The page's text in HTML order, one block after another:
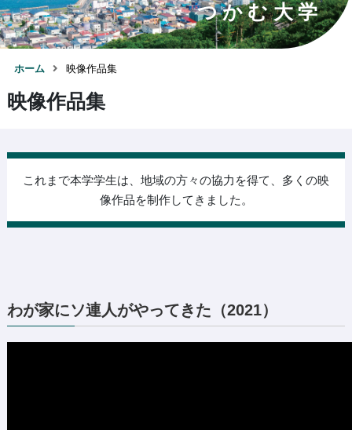
つかむ大学
ホーム 映像作品集
映像作品集
これまで本学学生は、地域の方々の協力を得て、多くの映
像作品を制作してきました。
わが家にソ連人がやってきた（2021）